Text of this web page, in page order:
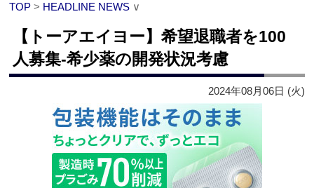
TOP > HEADLINE NEWS ∨
【トーアエイヨー】希望退職者を100
人募集‐希少薬の開発状況考慮
2024年08月06日 (火)